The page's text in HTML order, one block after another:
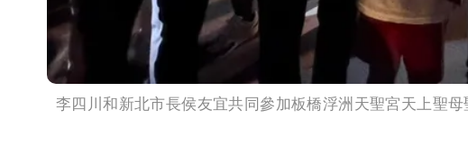
李四川和新北市長侯友宜共同參加板橋浮洲天聖宮天上聖